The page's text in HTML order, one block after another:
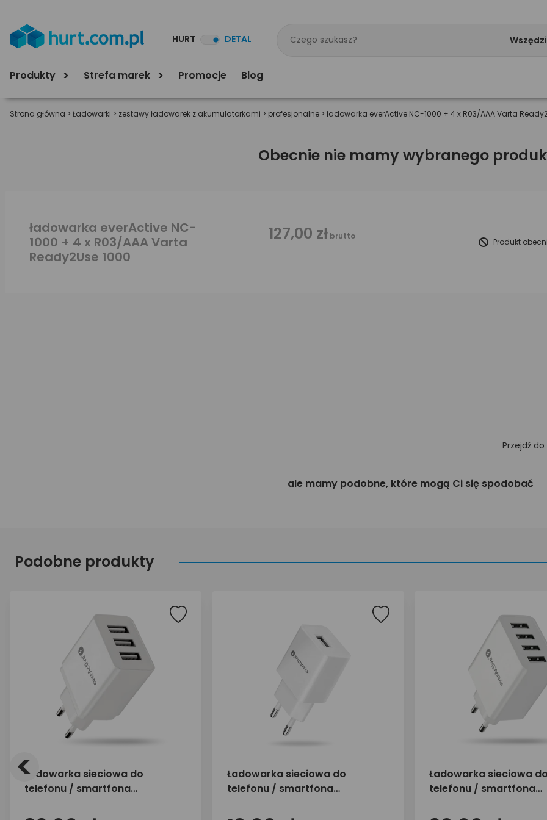
HURT DETAL
Produkty Strefa marek Promocje Blog
Strona główna > Ładowarki > zestawy ładowarek z akumulatorkami > profesjonalne > ładowarka everActive NC-1000 + 4 x R03/AAA Varta
Obecnie nie mamy wybranego
ładowarka everActive NC-
1000 + 4 x R03/AAA Varta
Ready2Use 1000
127,00 zł brutto
Produkt
Przejdź do
ale mamy podobne, które mogą Ci się spodobać
Podobne produkty
Ładowarka sieciowa do
telefonu / smartfona
Ładowarka sieciowa do
telefonu / smartfona
Ładowarka sieciowa do
telefonu / smartfona
<